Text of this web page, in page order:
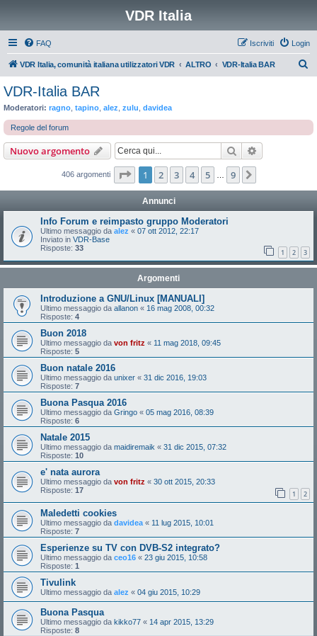
VDR Italia
FAQ Login
Iscriviti
VDR Italia, comunità italiana utilizzatori VDR ALTRO VDR-Italia BAR
a
VDR-Italia BAR
Moderatori: ragno tapino alez zulu davidea
Regole del forum
Nuovo argomento Cerca
406 argomenti Pagina di
1 2 3 4 5 9
Annunci
Info Forum e reimpasto gruppo Moderatori
Ultimo messaggio da alez « 07 ott 2012, 22:17
Inviato in VDR-Base
Risposte: 33 1 2 3
Argomenti
Introduzione a GNU/Linux [MANUALI]
Ultimo messaggio da allanon « 16 mag 2008, 00:32
Risposte: 4
Buon 2018
Ultimo messaggio da von fritz « 11 mag 2018, 09:45
Risposte: 5
Buon natale 2016
Ultimo messaggio da unixer « 31 dic 2016, 19:03
Risposte: 7
Buona Pasqua 2016
Ultimo messaggio da Gringo « 05 mag 2016, 08:39
Risposte: 6
Natale 2015
Ultimo messaggio da maidiremaik « 31 dic 2015, 07:32
Risposte: 10
e' nata aurora
Ultimo messaggio da von fritz « 30 ott 2015, 20:33
Risposte: 17 1 2
Maledetti cookies
Ultimo messaggio da davidea « 11 lug 2015, 10:01
Risposte: 7
Esperienze su TV con DVB-S2 integrato?
Ultimo messaggio da ceo16 « 23 giu 2015, 10:58
Risposte: 1
Tivulink
Ultimo messaggio da alez « 04 giu 2015, 10:29
Buona Pasqua
Ultimo messaggio da kikko77 « 14 apr 2015, 13:29
Risposte: 8